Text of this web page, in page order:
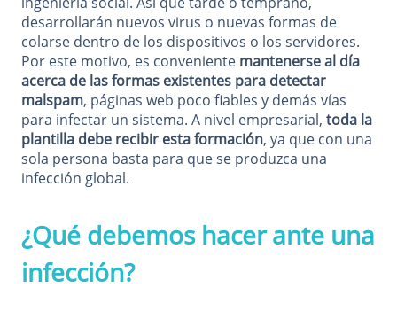
desarrollarán nuevos virus o nuevas formas de
colarse dentro de los dispositivos o los servidores.
Por este motivo, es conveniente mantenerse al día
acerca de las formas existentes para detectar
malspam, páginas web poco fiables y demás vías
para infectar un sistema. A nivel empresarial, toda la
plantilla debe recibir esta formación, ya que con una
sola persona basta para que se produzca una
infección global.
¿Qué debemos hacer ante una
infección?